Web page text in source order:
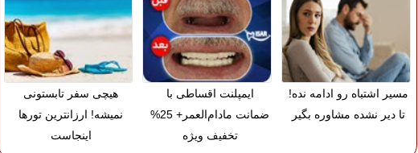
مسیر اشتباه رو ادامه نده!
تا دیر نشده مشاوره بگیر
ایمپلنت اقساطی با
ضمانت مادام‌العمر+ 25%
تخفیف ویژه
هیچی سفر تابستونی
نمیشه! ارزانترین تورها
اینجاست